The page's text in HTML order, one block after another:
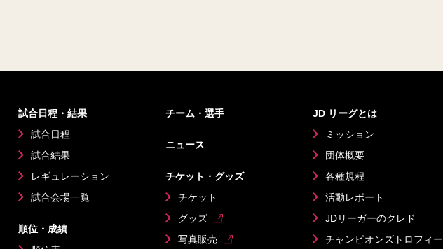
試合日程・結果
試合日程
試合結果
レギュレーション
試合会場一覧
順位・成績
チーム・選手
ニュース
チケット・グッズ
チケット
グッズ
写真販売
JD リーグとは
ミッション
団体概要
各種規程
活動レポート
JDリーガーのクレド
チャンピオンズ トロフィー